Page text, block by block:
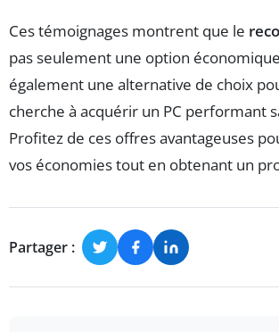
Ces témoignages montrent que le
pas seulement une option
également une alternative de choix
cherche à acquérir un PC performant
Profitez de ces offres avantageuses
vos économies tout en obtenant un
Partager :